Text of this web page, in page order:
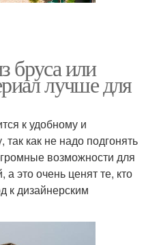
бруса или
лучше для
к удобному и
как не надо подгонять
возможности для
а это очень ценят те, кто
к дизайнерским